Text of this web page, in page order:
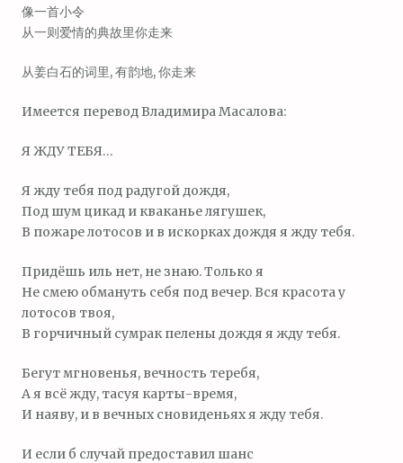
像一首小令
从一则爱情的典故里你走来
从姜白石的词里, 有韵地, 你走来
Имеется перевод Владимира Масалова:
Я ЖДУ ТЕБЯ…
Я жду тебя под радугой дождя,
Под шум цикад и кваканье лягушек,
В пожаре лотосов и в искорках дождя я жду тебя.
Придёшь иль нет, не знаю. Только я
Не смею обмануть себя под вечер. Вся красота у
лотосов твоя,
В горчичный сумрак пелены дождя я жду тебя.
Бегут мгновенья, вечность теребя,
А я всё жду, тасуя карты-время,
И наяву, и в вечных сновиденьях я жду тебя.
И если б случай предоставил шанс